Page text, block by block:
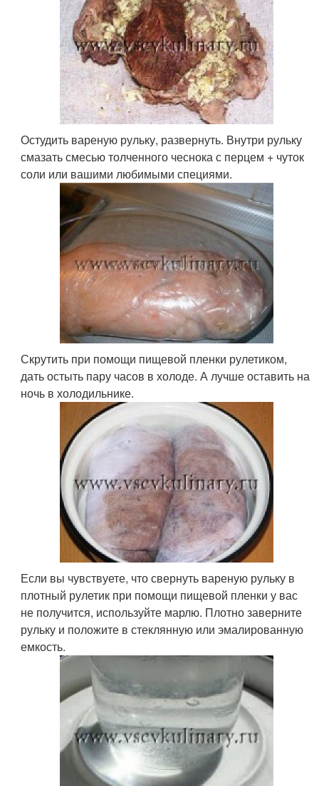
Остудить вареную рульку, развернуть. Внутри рульку
смазать смесью толченного чеснока с перцем + чуток
соли или вашими любимыми специями.
Скрутить при помощи пищевой пленки рулетиком,
дать остыть пару часов в холоде. А лучше оставить на
ночь в холодильнике.
Если вы чувствуете, что свернуть вареную рульку в
плотный рулетик при помощи пищевой пленки у вас
не получится, используйте марлю. Плотно заверните
рульку и положите в стеклянную или эмалированную
емкость.